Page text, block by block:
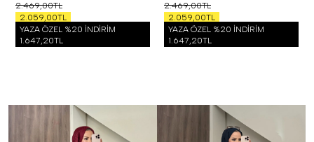
2.469,00TL
2.059,00TL
YAZA ÖZEL %20 İNDİRİM
1.647,20TL
2.469,00TL
2.059,00TL
YAZA ÖZEL %20 İNDİRİM
1.647,20TL